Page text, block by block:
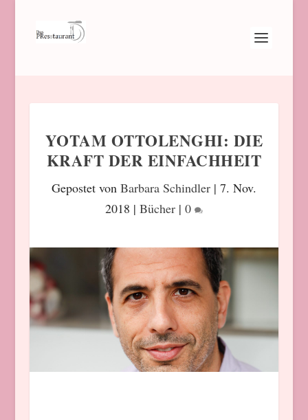
YOTAM OTTOLENGHI: DIE
KRAFT DER EINFACHHEIT
Gepostet von Barbara Schindler| 7. Nov.
2018 | Bücher| 0